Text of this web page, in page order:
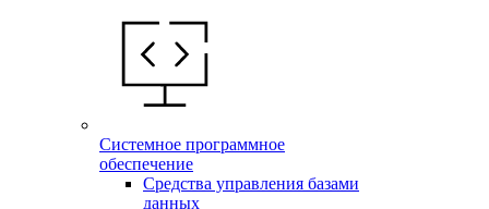
Системное программное
обеспечение
Средства управления базами
данных